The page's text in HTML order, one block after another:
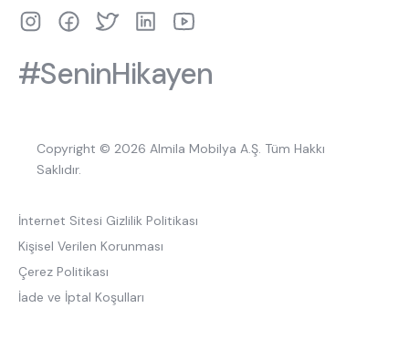
#SeninHikayen
Copyright © 2026 Almila Mobilya A.Ş. Tüm Hakkı
Saklıdır.
İnternet Sitesi Gizlilik Politikası
Kişisel Verilen Korunması
Çerez Politikası
İade ve İptal Koşulları